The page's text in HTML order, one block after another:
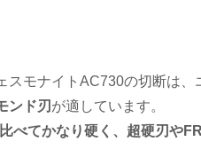
スモナイトAC730の切断は
ンド刃 が適しています。
べてかなり硬く、超硬刃や